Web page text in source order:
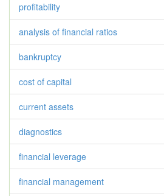
profitability
analysis of financial ratios
bankruptcy
cost of capital
current assets
diagnostics
financial leverage
financial management